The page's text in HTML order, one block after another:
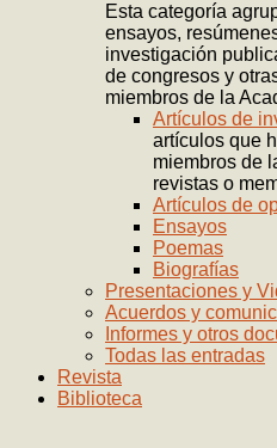
Esta categoría
ensayos,
investigación
de congresos y
miembros de la
Artículos de
artículos que
miembros de
revistas o
Artículos de
Ensayos
Poemas
Biografías
Presentaciones y
Acuerdos y
Informes y otros
Todas las entradas
Revista
Biblioteca